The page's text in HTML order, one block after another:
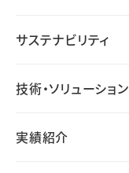
サステナビリティ
技術・ソリューション
実績紹介